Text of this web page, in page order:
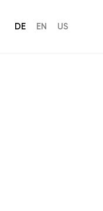
DE EN US